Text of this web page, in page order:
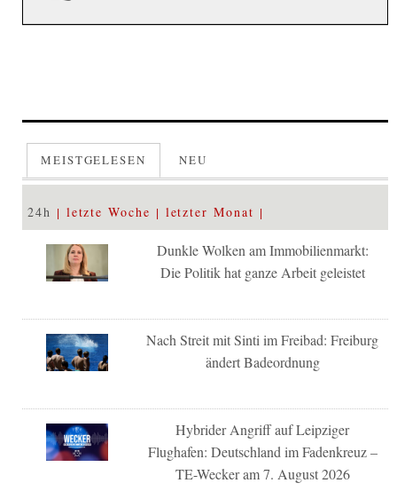
MEISTGELESEN NEU
24h letzte Woche letzter Monat
Dunkle Wolken am Immobilienmarkt:
Die Politik hat ganze Arbeit geleistet
Nach Streit mit Sinti im Freibad: Freiburg
ändert Badeordnung
Hybrider Angriff auf Leipziger
Flughafen: Deutschland im Fadenkreuz –
TE-Wecker am 7. August 2026